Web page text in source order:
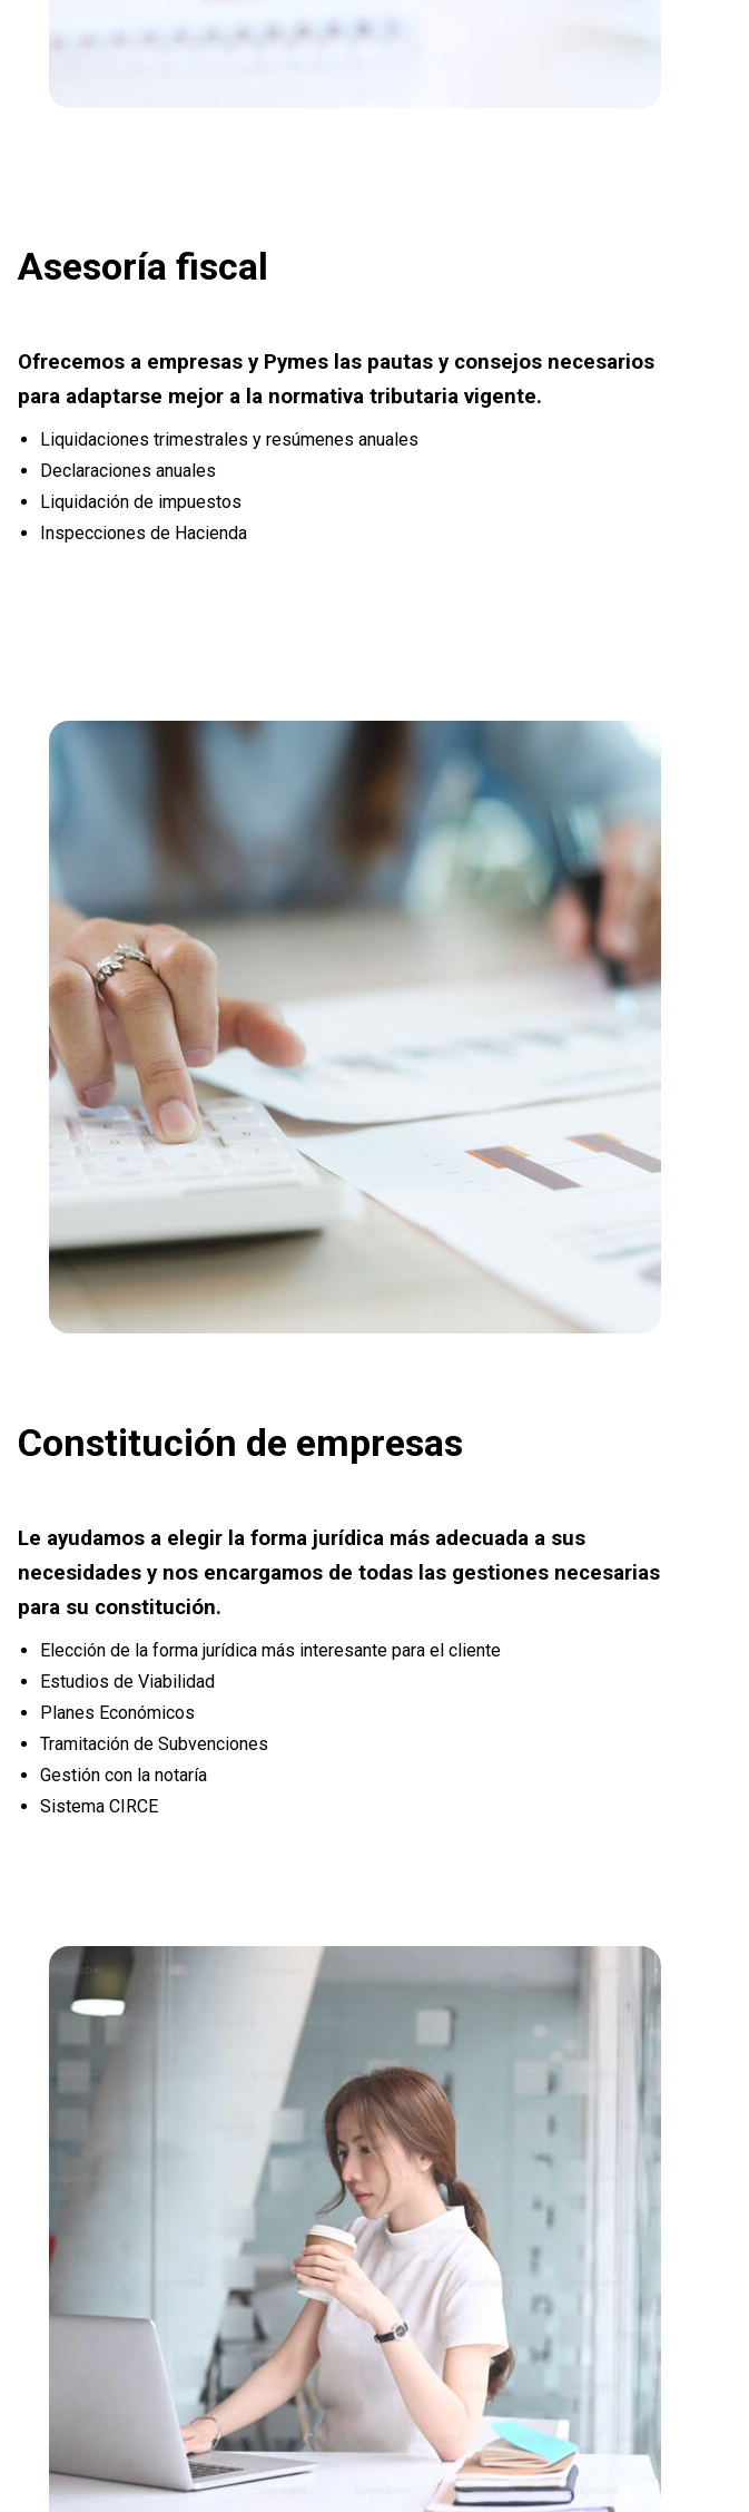
Asesoría fiscal
Ofrecemos a empresas y Pymes las pautas y consejos necesarios
para adaptarse mejor a la normativa tributaria vigente.
Liquidaciones trimestrales y resúmenes anuales
Declaraciones anuales
Liquidación de impuestos
Inspecciones de Hacienda
Constitución de empresas
Le ayudamos a elegir la forma jurídica más adecuada a sus
necesidades y nos encargamos de todas las gestiones necesarias
para su constitución.
Elección de la forma jurídica más interesante para el cliente
Estudios de Viabilidad
Planes Económicos
Tramitación de Subvenciones
Gestión con la notaría
Sistema CIRCE